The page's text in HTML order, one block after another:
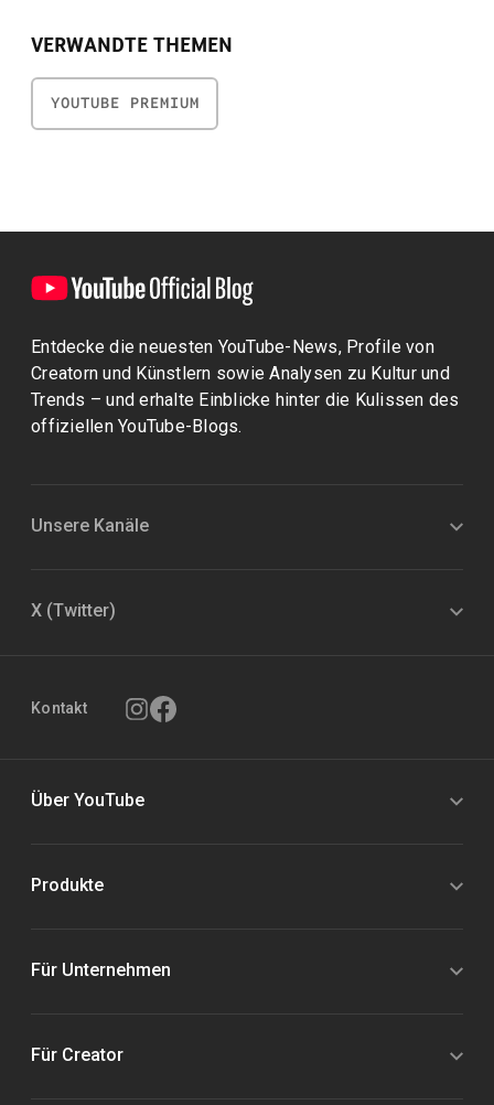
VERWANDTE THEMEN
YOUTUBE PREMIUM
Entdecke die neuesten YouTube-News, Profile von
Creatorn und Künstlern sowie Analysen zu Kultur und
Trends – und erhalte Einblicke hinter die Kulissen des
offiziellen YouTube-Blogs.
Unsere Kanäle
X (Twitter)
Kontakt
Über YouTube
Produkte
Für Unternehmen
Für Creator